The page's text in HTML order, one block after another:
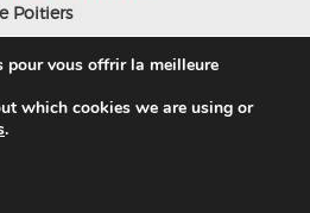
Poitiers
-Mentions légales
© 2016 AFAE
pour vous offrir la meilleure
which cookies we are using or
.